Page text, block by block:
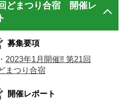
どまつり合宿 開催レ
募集要項
・ 2023年1月開催‼ 第21回
まつり合宿
開催レポート